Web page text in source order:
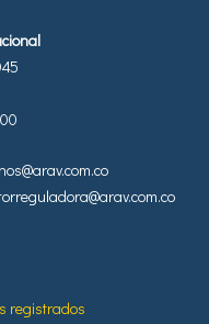
registrados